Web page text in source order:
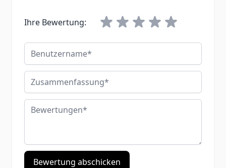
Ihre Bewertung:
Benutzername
Zusammenfassung
Bewertungen
Bewertung abschicken